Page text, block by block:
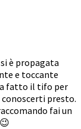
è propagata
e toccante
fatto il tifo per
conoscerti presto.
fai un